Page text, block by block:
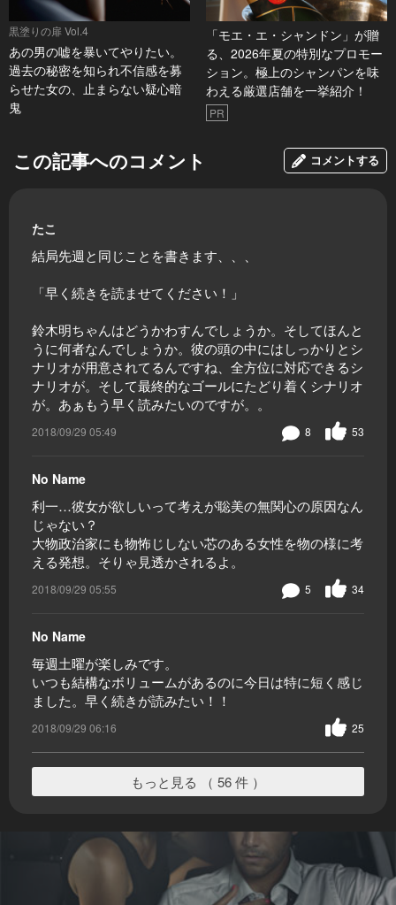
黒塗りの扉 Vol.4
あの男の嘘を暴いてやりたい。
過去の秘密を知られ不信感を募
らせた女の、止まらない疑心暗
鬼
「モエ・エ・シャンドン」が贈
る、2026年夏の特別なプロモー
ション。極上のシャンパンを味
わえる厳選店舗を一挙紹介！
PR
この記事へのコメント コメントする
たこ
結局先週と同じことを書きます、、、
「早く続きを読ませてください！」
鈴木明ちゃんはどうかわすんでしょうか。そしてほんと
うに何者なんでしょうか。彼の頭の中にはしっかりとシ
ナリオが用意されてるんですね、全方位に対応できるシ
ナリオが。そして最終的なゴールにたどり着くシナリオ
が。あぁもう早く読みたいのですが。。
2018/09/29 05:49 53
8
No Name
利一…彼女が欲しいって考えが聡美の無関心の原因なん
じゃない？
大物政治家にも物怖じしない芯のある女性を物の様に考
える発想。そりゃ見透かされるよ。
2018/09/29 05:55 34
5
No Name
毎週土曜が楽しみです。
いつも結構なボリュームがあるのに今日は特に短く感じ
ました。早く続きが読みたい！！
2018/09/29 06:16 25
もっと見る （ 56 件 ）